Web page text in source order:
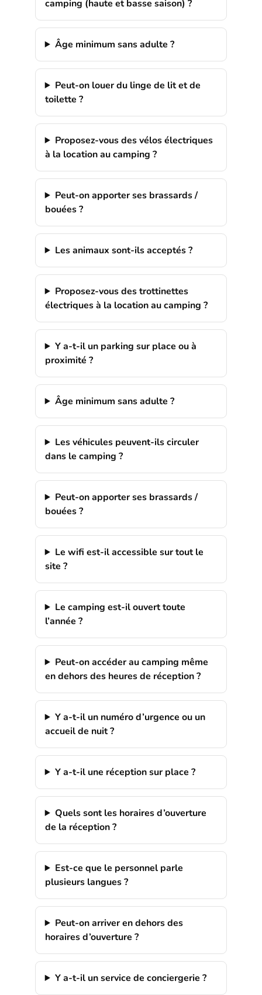
camping (haute et basse saison) ?
Âge minimum sans adulte ?
Peut-on louer du linge de lit et de
toilette ?
Proposez-vous des vélos électriques
à la location au camping ?
Peut-on apporter ses brassards /
bouées ?
Les animaux sont-ils acceptés ?
Proposez-vous des trottinettes
électriques à la location au camping ?
Y a-t-il un parking sur place ou à
proximité ?
Âge minimum sans adulte ?
Les véhicules peuvent-ils circuler
dans le camping ?
Peut-on apporter ses brassards /
bouées ?
Le wifi est-il accessible sur tout le
site ?
Le camping est-il ouvert toute
l’année ?
Peut-on accéder au camping même
en dehors des heures de réception ?
Y a-t-il un numéro d’urgence ou un
accueil de nuit ?
Y a-t-il une réception sur place ?
Quels sont les horaires d’ouverture
de la réception ?
Est-ce que le personnel parle
plusieurs langues ?
Peut-on arriver en dehors des
horaires d’ouverture ?
Y a-t-il un service de conciergerie ?